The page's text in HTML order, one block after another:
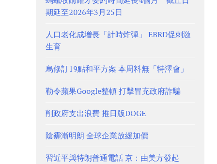
期延至2026年3月25日
人口老化成增長「計時炸彈」 EBRD促刺激
生育
烏修訂19點和平方案 本周料無「特澤會」
勒令蘋果Google整頓 打擊冒充政府詐騙
削政府支出浪費 推日版DOGE
陰霾漸明朗 全球企業放緩加價
習近平與特朗普通電話 京：由美方發起